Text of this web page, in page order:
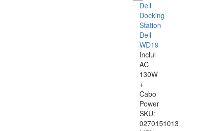
Dell
Docking
Station
Dell
WD19
Inclui
AC
130W
+
Cabo
Power
SKU:
0270151013